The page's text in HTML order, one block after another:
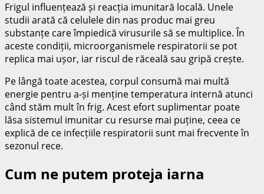
Frigul influențează și reacția imunitară locală. Unele
studii arată că celulele din nas produc mai greu
substanțe care împiedică virusurile să se multiplice. În
aceste condiții, microorganismele respiratorii se pot
replica mai ușor, iar riscul de răceală sau gripă crește.
Pe lângă toate acestea, corpul consumă mai multă
energie pentru a-și menține temperatura internă atunci
când stăm mult în frig. Acest efort suplimentar poate
lăsa sistemul imunitar cu resurse mai puține, ceea ce
explică de ce infecțiile respiratorii sunt mai frecvente în
sezonul rece.
Cum ne putem proteja iarna